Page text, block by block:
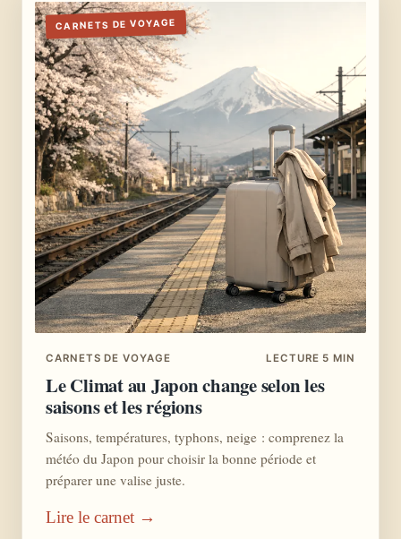
CARNETS DE VOYAGE
CARNETS DE VOYAGE LECTURE 5 MIN
Le Climat au Japon change selon les
saisons et les régions
Saisons, températures, typhons, neige : comprenez la
météo du Japon pour choisir la bonne période et
préparer une valise juste.
Lire le carnet →